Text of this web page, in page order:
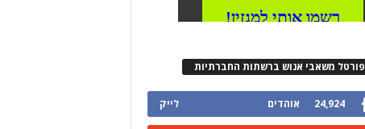
פורטל משאבי אנוש ברשתות החברתיות
24,924 אוהדים לייק